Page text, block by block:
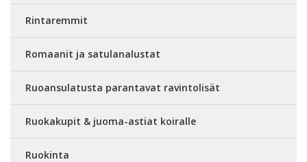
Rintaremmit
Romaanit ja satulanalustat
Ruoansulatusta parantavat ravintolisät
Ruokakupit & juoma-astiat koiralle
Ruokinta